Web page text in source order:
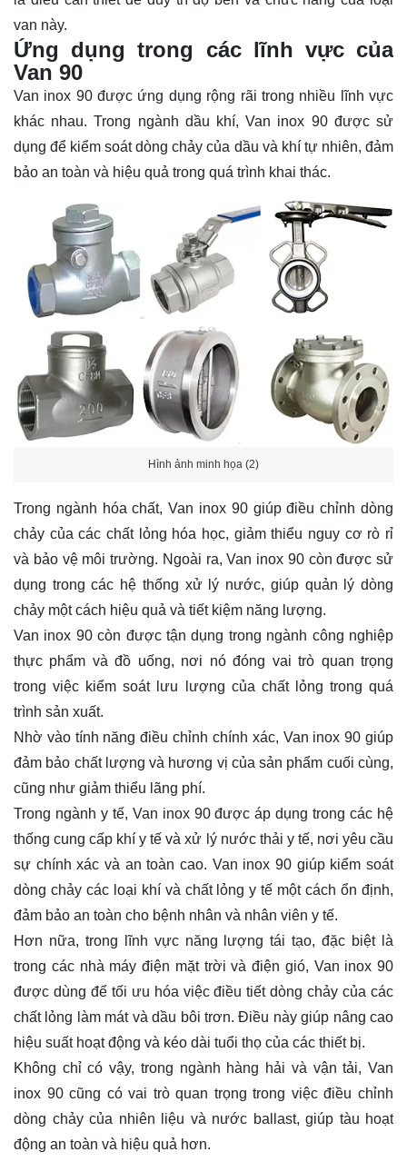
van này.
Ứng dụng trong các lĩnh vực của
Van 90
Van inox 90 được ứng dụng rộng rãi trong nhiều lĩnh vực
khác nhau. Trong ngành dầu khí, Van inox 90 được sử
dụng để kiểm soát dòng chảy của dầu và khí tự nhiên, đảm
bảo an toàn và hiệu quả trong quá trình khai thác.
Hình ảnh minh họa (2)
Trong ngành hóa chất, Van inox 90 giúp điều chỉnh dòng
chảy của các chất lỏng hóa học, giảm thiểu nguy cơ rò rỉ
và bảo vệ môi trường. Ngoài ra, Van inox 90 còn được sử
dụng trong các hệ thống xử lý nước, giúp quản lý dòng
chảy một cách hiệu quả và tiết kiệm năng lượng.
Van inox 90 còn được tận dụng trong ngành công nghiệp
thực phẩm và đồ uống, nơi nó đóng vai trò quan trọng
trong việc kiểm soát lưu lượng của chất lỏng trong quá
trình sản xuất.
Nhờ vào tính năng điều chỉnh chính xác, Van inox 90 giúp
đảm bảo chất lượng và hương vị của sản phẩm cuối cùng,
cũng như giảm thiểu lãng phí.
Trong ngành y tế, Van inox 90 được áp dụng trong các hệ
thống cung cấp khí y tế và xử lý nước thải y tế, nơi yêu cầu
sự chính xác và an toàn cao. Van inox 90 giúp kiểm soát
dòng chảy các loại khí và chất lỏng y tế một cách ổn định,
đảm bảo an toàn cho bệnh nhân và nhân viên y tế.
Hơn nữa, trong lĩnh vực năng lượng tái tạo, đặc biệt là
trong các nhà máy điện mặt trời và điện gió, Van inox 90
được dùng để tối ưu hóa việc điều tiết dòng chảy của các
chất lỏng làm mát và dầu bôi trơn. Điều này giúp nâng cao
hiệu suất hoạt động và kéo dài tuổi thọ của các thiết bị.
Không chỉ có vậy, trong ngành hàng hải và vận tải, Van
inox 90 cũng có vai trò quan trọng trong việc điều chỉnh
dòng chảy của nhiên liệu và nước ballast, giúp tàu hoạt
động an toàn và hiệu quả hơn.